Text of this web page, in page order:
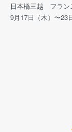
日本橋三越 フラン
9月17日（木）〜23